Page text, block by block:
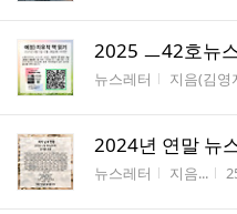
2025 ㅡ42호뉴
게시판명
뉴스레터 작성자
지음(김영
2024년 연말 뉴
게시판명
뉴스레터 작성자
지음...